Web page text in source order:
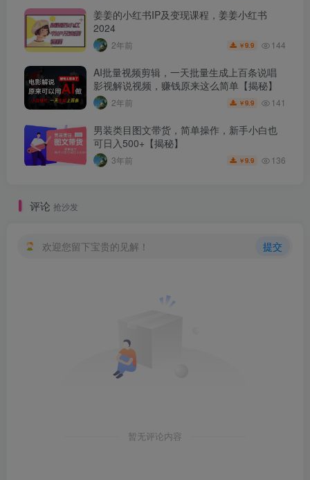
姜姜的小红书IP及变现课程，姜姜小红书
2024
2年前 ￥9.9 144
AI批量视频剪辑，一天批量生成上百条说唱
影视解说视频，赚钱原来这么简单【揭秘】
2年前 ￥9.9 141
男装类目图文带货，简单操作，新手小白也
可日入500+【揭秘】
3年前 ￥9.9 136
评论 抢沙发
欢迎您留下宝贵的见解！ 提交
暂无评论内容